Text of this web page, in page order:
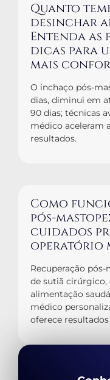
Quanto
desinchar
Entenda as
dicas para
mais
O inchaço pós-
dias, diminui em
90 dias; técnicas
médico aceleram
resultados.
Como
pós-
cuidados
operatório
Recuperação
de sutiã cirúrgico,
alimentação
médico
oferece